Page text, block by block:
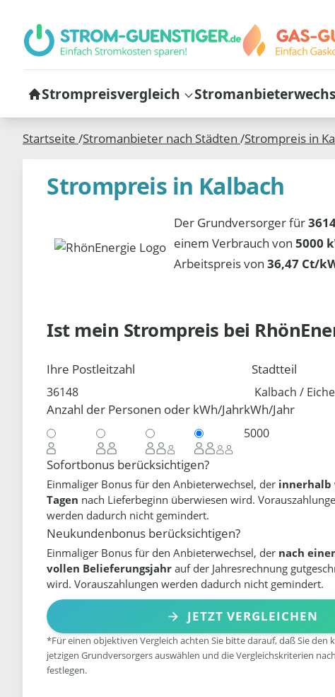
Strompreisvergleich
Startseite /Stromanbieter nach Städten /Strompreis in
Strompreis in Kalbach
Der Grundversorger für
einem Verbrauch von5000
Arbeitspreis von36,47 Ct/
Ist mein Strompreis bei
Ihre Postleitzahl Stadtteil
Anzahl der Personen oder kWh/JahrkWh/Jahr
Sofortbonus berücksichtigen?
Einmaliger Bonus für den Anbieterwechsel, der innerhalb
Tagen nach Lieferbeginn überwiesen wird.
werden dadurch nicht gemindert.
Neukundenbonus berücksichtigen?
Einmaliger Bonus für den Anbieterwechsel, der nach
vollen Belieferungsjahr auf der Jahresrechnung
wird. Vorauszahlungen werden dadurch nicht gemindert.
JETZT VERGLEICHEN
*Für einen objektiven Vergleich achten Sie bitte darauf, daß Sie den
jetzigen Grundversorgers auswählen und die Vergleichskriterien
festlegen.